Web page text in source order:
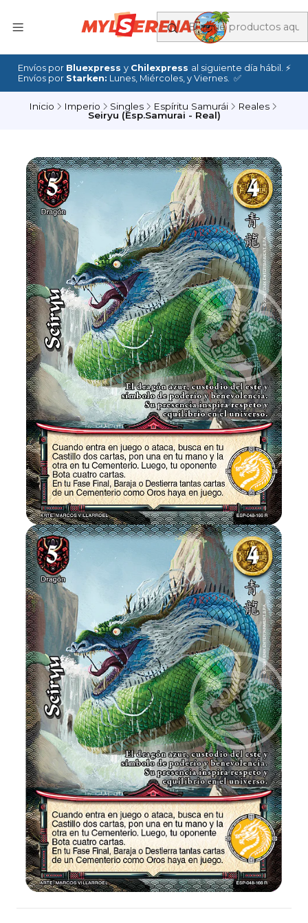
Envíos por Bluexpress y Chilexpress al siguiente día hábil. ⚡
Envíos por Starken: Lunes, Miércoles, y Viernes. ✅
Inicio Imperio Singles Espíritu Samurái
Reales
Seiryu (Esp.Samurai - Real)